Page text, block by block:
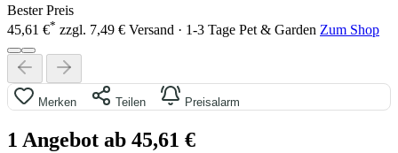
Bester Preis
45,61 €* zzgl. 7,49 € Versand · 1-3 Tage Pet & Garden Zum Shop
Merken Teilen Preisalarm
1 Angebot ab 45,61 €